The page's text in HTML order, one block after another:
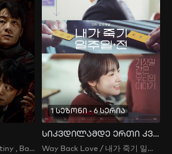
Karma / 악연 / Evil Destiny , Bad Relationship , Ill-Fated Relationship , Akyeon
1 სეზონი - 6 სერია
სიკვდილამდე ერთი კვირით ადრე
Way Back Love / 내가 죽기 일주일 전